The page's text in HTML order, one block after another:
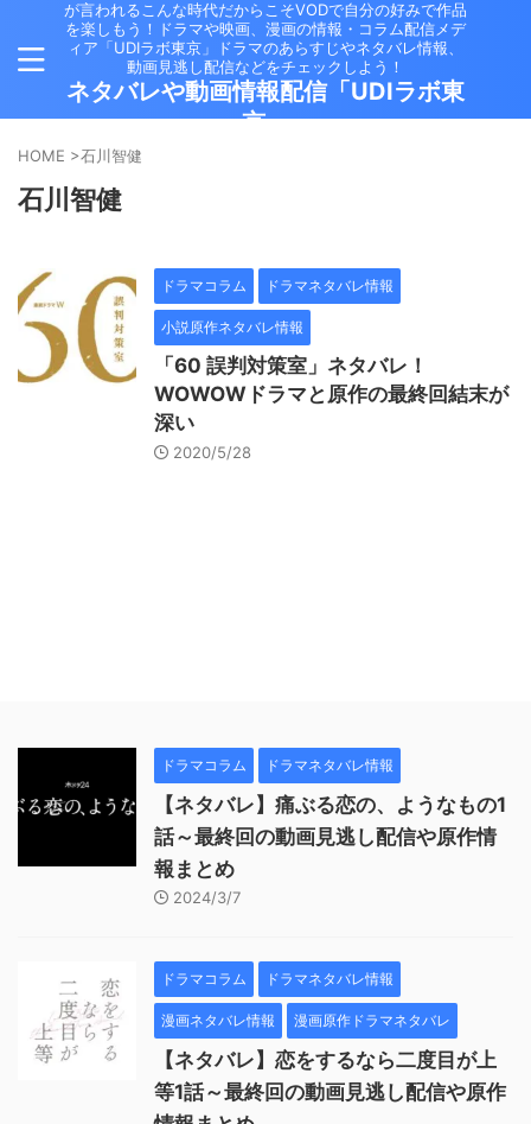
が言われるこんな時代だからこそVODで自分の好みで作品
を楽しもう！ドラマや映画、漫画の情報・コラム配信メデ
ィア「UDIラボ東京」ドラマのあらすじやネタバレ情報、
動画見逃し配信などをチェックしよう！
ネタバレや動画情報配信「UDIラボ東
京」
HOME >石川智健
石川智健
ドラマコラム ドラマネタバレ情報
小説原作ネタバレ情報
「60 誤判対策室」ネタバレ！
WOWOWドラマと原作の最終回結末が
深い
2020/5/28
ドラマコラム ドラマネタバレ情報
【ネタバレ】痛ぶる恋の、ようなもの1
話～最終回の動画見逃し配信や原作情
報まとめ
2024/3/7
ドラマコラム ドラマネタバレ情報
漫画ネタバレ情報 漫画原作ドラマネタバレ
【ネタバレ】恋をするなら二度目が上
等1話～最終回の動画見逃し配信や原作